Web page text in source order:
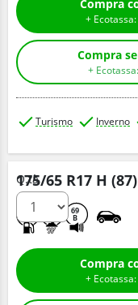
Turismo Inverno
175/65 R17 H (87)
69
B
Q.tà